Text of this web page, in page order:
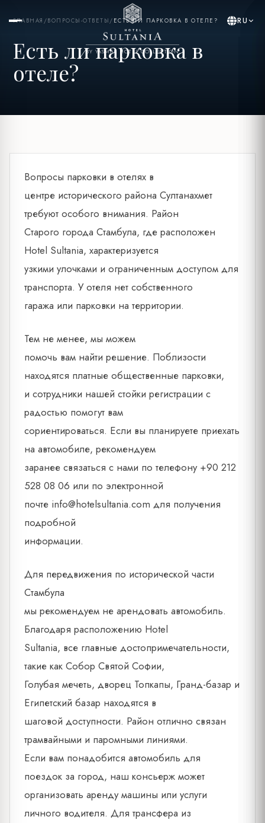
BY YASMAK HOTEL COLLECTION
RU
ГЛАВНАЯ /ВОПРОСЫ-ОТВЕТЫ / ЕСТЬ ЛИ ПАРКОВКА В ОТЕЛЕ?
Есть ли парковка в
отеле?
Вопросы парковки в отелях в
центре исторического района Султанахмет
требуют особого внимания. Район
Старого города Стамбула, где расположен
Hotel Sultania, характеризуется
узкими улочками и ограниченным доступом для
транспорта. У отеля нет собственного
гаража или парковки на территории.
Тем не менее, мы можем
помочь вам найти решение. Поблизости
находятся платные общественные парковки,
и сотрудники нашей стойки регистрации с
радостью помогут вам
сориентироваться. Если вы планируете приехать
на автомобиле, рекомендуем
заранее связаться с нами по телефону +90 212
528 08 06 или по электронной
почте info@hotelsultania.com для получения
подробной
информации.
Для передвижения по исторической части
Стамбула
мы рекомендуем не арендовать автомобиль.
Благодаря расположению Hotel
Sultania, все главные достопримечательности,
такие как Собор Святой Софии,
Голубая мечеть, дворец Топкапы, Гранд-базар и
Египетский базар находятся в
шаговой доступности. Район отлично связан
трамвайными и паромными линиями.
Если вам понадобится автомобиль для
поездок за город, наш консьерж может
организовать аренду машины или услуги
личного водителя. Для трансфера из